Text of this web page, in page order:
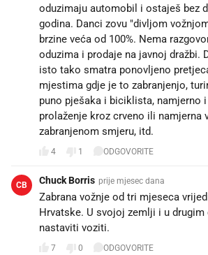
oduzimaju automobil i ostaješ bez
godina. Danci zovu "divljom
brzine veća od 100%. Nema
oduzima i prodaje na javnoj dražbi.
isto tako smatra ponovljeno
mjestima gdje je to zabranjenjo,
puno pješaka i biciklista, namjerno
prolaženje kroz crveno ili namjerna
zabranjenom smjeru, itd.
4 1 ODGOVORITE
CB Chuck Borris prije mjesec dana
Zabrana vožnje od tri mjeseca
Hrvatske. U svojoj zemlji i u drugim
nastaviti voziti.
7 0 ODGOVORITE